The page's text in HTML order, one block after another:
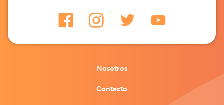
Nosotros
Contacto